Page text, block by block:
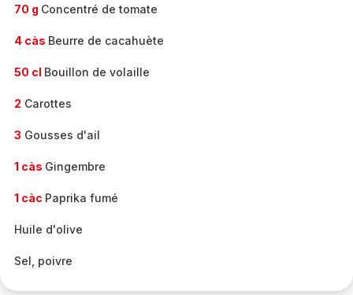
70 g Concentré de tomate
4 càs Beurre de cacahuète
50 cl Bouillon de volaille
2 Carottes
3 Gousses d'ail
1 càs Gingembre
1 càc Paprika fumé
Huile d'olive
Sel, poivre